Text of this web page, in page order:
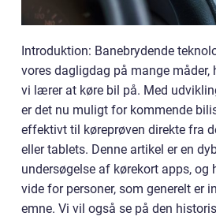
Introduktion: Banebrydende
vores dagligdag på mange måder,
vi lærer at køre bil på. Med
er det nu muligt for kommende
effektivt til køreprøven direkte fra
eller tablets. Denne artikel er en
undersøgelse af kørekort apps, og
vide for personer, som generelt er
emne. Vi vil også se på den